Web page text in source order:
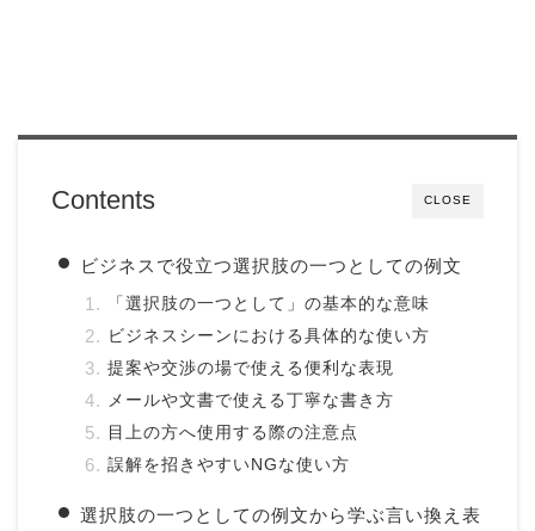
CLOSE
Contents
ビジネスで役立つ選択肢の一つとしての例文
「選択肢の一つとして」の基本的な意味
ビジネスシーンにおける具体的な使い方
提案や交渉の場で使える便利な表現
メールや文書で使える丁寧な書き方
目上の方へ使用する際の注意点
誤解を招きやすいNGな使い方
選択肢の一つとしての例文から学ぶ言い換え表